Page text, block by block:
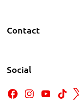
Contact
Social